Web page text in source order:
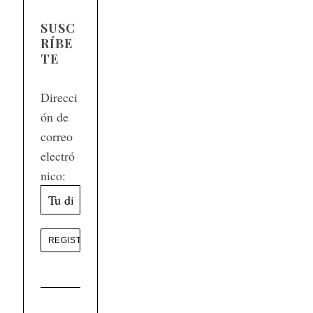
SUSC
RÍBE
TE
Direcci
ón de
correo
electró
nico: